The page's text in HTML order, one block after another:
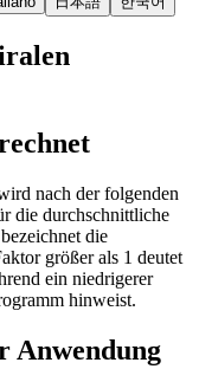
nach der folgenden
die durchschnittliche
bezeichnet die
größer als 1 deutet
ein niedrigerer
hinweist.
Anwendung